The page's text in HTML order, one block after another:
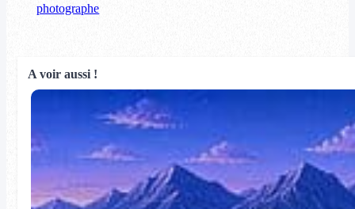
photographe
A voir aussi !